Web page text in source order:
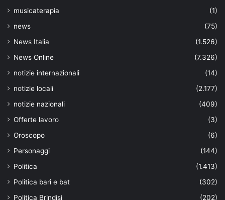
musicaterapia
(1)
news
(75)
News Italia
(1.526)
News Online
(7.326)
notizie internazionali
(14)
notizie locali
(2.177)
notizie nazionali
(409)
Offerte lavoro
(3)
Oroscopo
(6)
Personaggi
(144)
Politica
(1.413)
Politica bari e bat
(302)
Politica Brindisi
(202)